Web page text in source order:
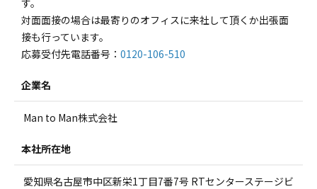
対面面接の場合は最寄りのオフィスに来社して頂くか出張面
接も行っています。
応募受付先電話番号： 0120-106-510
企業名
Man to Man株式会社
本社所在地
愛知県名古屋市中区新栄1丁目7番7号 RTセンターステージビ